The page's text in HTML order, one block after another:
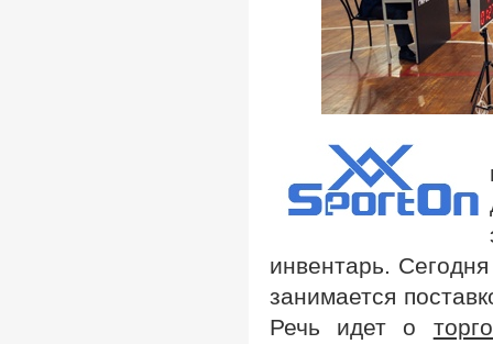
инвентарь.
занимается
Речь идет о